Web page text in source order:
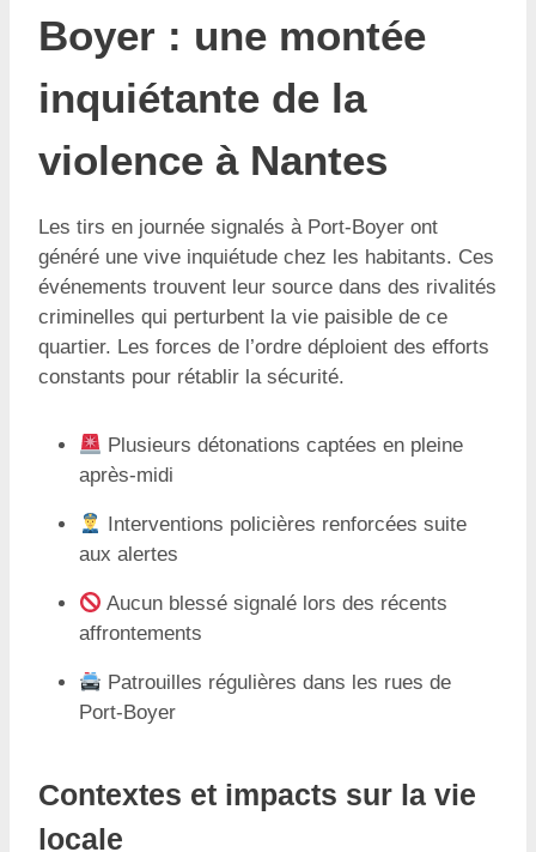
Boyer : une montée
inquiétante de la
violence à Nantes
Les tirs en journée signalés à Port-Boyer ont
généré une vive inquiétude chez les habitants. Ces
événements trouvent leur source dans des rivalités
criminelles qui perturbent la vie paisible de ce
quartier. Les forces de l’ordre déploient des efforts
constants pour rétablir la sécurité.
Plusieurs détonations captées en pleine
après-midi
Interventions policières renforcées suite
aux alertes
Aucun blessé signalé lors des récents
affrontements
Patrouilles régulières dans les rues de
Port-Boyer
Contextes et impacts sur la vie
locale